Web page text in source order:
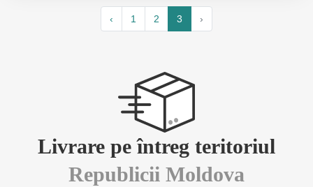
‹ 1 2 3 ›
Livrare pe întreg teritoriul
Republicii Moldova